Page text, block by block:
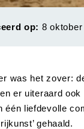
op: 8 oktober
was het zover:
er uiteraard
één liefdevolle
gehaald.